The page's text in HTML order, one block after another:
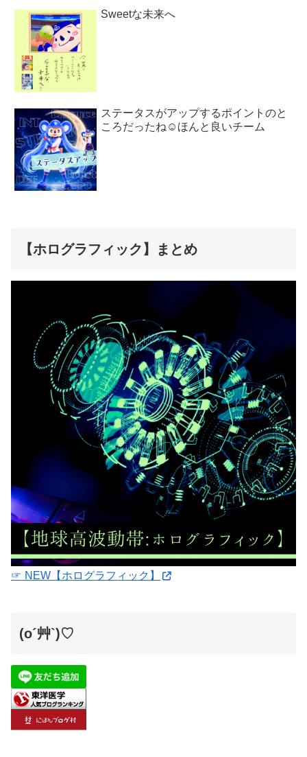
Sweetな未来へ
ステータスがアップするポイントのと
ころだったね☺︎ほんと良いチーム
【ホログラフィック】まとめ
☞ NEW【ホログラフィック】
(o´艸`)♡